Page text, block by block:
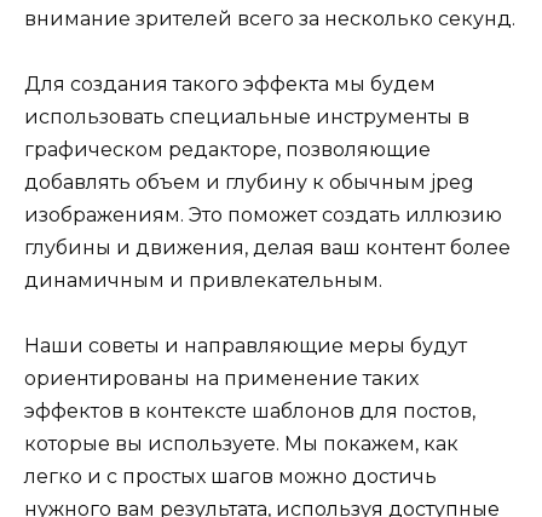
внимание зрителей всего за несколько секунд.
Для создания такого эффекта мы будем
использовать специальные инструменты в
графическом редакторе, позволяющие
добавлять объем и глубину к обычным jpeg
изображениям. Это поможет создать иллюзию
глубины и движения, делая ваш контент более
динамичным и привлекательным.
Наши советы и направляющие меры будут
ориентированы на применение таких
эффектов в контексте шаблонов для постов,
которые вы используете. Мы покажем, как
легко и с простых шагов можно достичь
нужного вам результата, используя доступные